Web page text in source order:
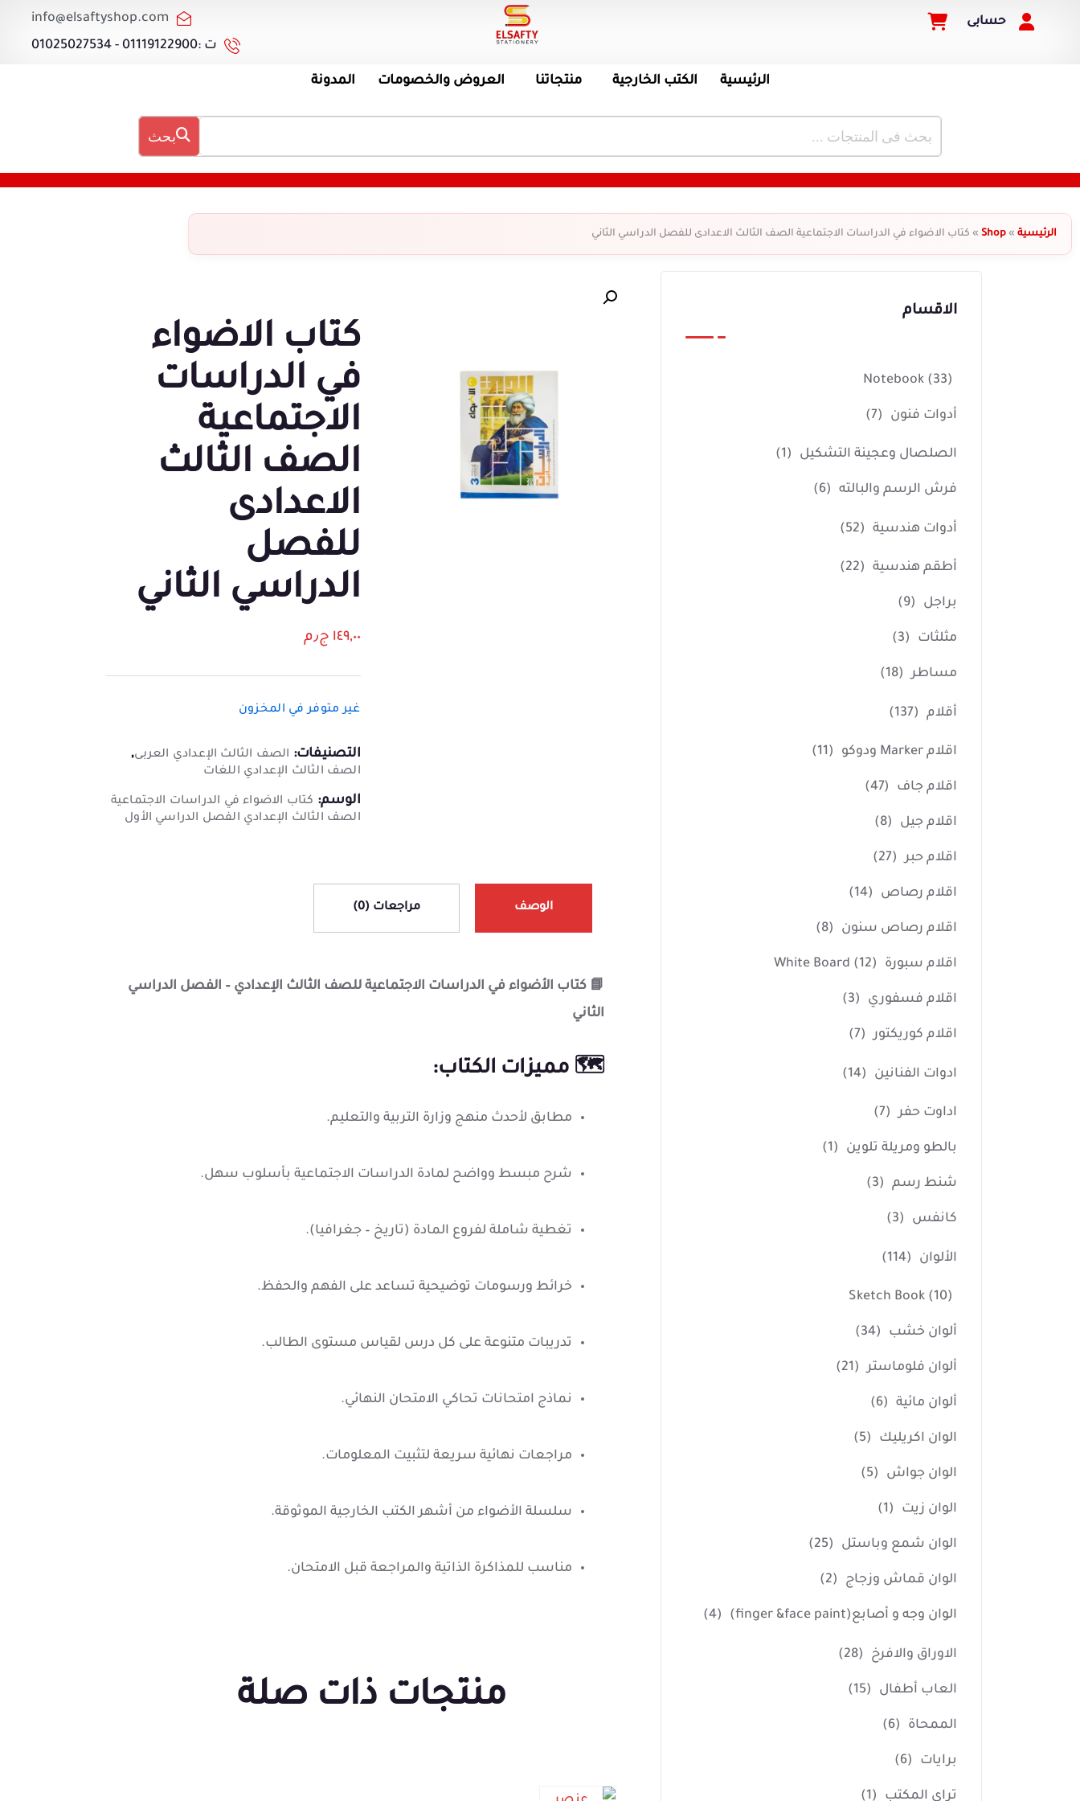
حسابى
info@elsaftyshop.com
ت :01119122900 - 01025027534
الرئيسية الكتب الخارجية منتجاتنا العروض والخصومات المدونة
بحث
الرئيسية »
Shop
» كتاب الاضواء في الدراسات الاجتماعية الصف الثالث الاعدادى للفصل الدراسي الثاني
كتاب الاضواء
في الدراسات
الاجتماعية
الصف الثالث
الاعدادى
للفصل
الدراسي الثاني
١٤٩,٠٠ ج٫م
غير متوفر في المخزون
التصنيفات: الصف الثالث الإعدادي العربى,
الصف الثالث الإعدادي اللغات
الوسم: كتاب الاضواء في الدراسات الاجتماعية
الصف الثالث الإعدادي الفصل الدراسي الأول
الوصف مراجعات (0)
📘 كتاب الأضواء في الدراسات الاجتماعية للصف الثالث الإعدادي – الفصل الدراسي
الثاني
🗺️ مميزات الكتاب:
مطابق لأحدث منهج وزارة التربية والتعليم.
شرح مبسط وواضح لمادة الدراسات الاجتماعية بأسلوب سهل.
تغطية شاملة لفروع المادة (تاريخ – جغرافيا).
خرائط ورسومات توضيحية تساعد على الفهم والحفظ.
تدريبات متنوعة على كل درس لقياس مستوى الطالب.
نماذج امتحانات تحاكي الامتحان النهائي.
مراجعات نهائية سريعة لتثبيت المعلومات.
سلسلة الأضواء من أشهر الكتب الخارجية الموثوقة.
مناسب للمذاكرة الذاتية والمراجعة قبل الامتحان.
منتجات ذات صلة
الاقسام
Notebook (33)
أدوات فنون (7)
الصلصال وعجينة التشكيل (1)
فرش الرسم والبالته (6)
أدوات هندسية (52)
أطقم هندسية (22)
براجل (9)
مثلثات (3)
مساطر (18)
أقلام (137)
اقلام Marker ودوكو (11)
اقلام جاف (47)
اقلام جيل (8)
اقلام حبر (27)
اقلام رصاص (14)
اقلام رصاص سنون (8)
اقلام سبورة White Board (12)
اقلام فسفوري (3)
اقلام كوريكتور (7)
ادوات الفنانين (14)
اداوت حفر (7)
بالطو ومريلة تلوين (1)
شنط رسم (3)
كانفس (3)
الألوان (114)
Sketch Book (10)
ألوان خشب (34)
ألوان فلوماستر (21)
ألوان مائية (6)
الوان اكريليك (5)
الوان جواش (5)
الوان زيت (1)
الوان شمع وباستل (25)
الوان قماش وزجاج (2)
الوان وجه و أصابع(finger &face paint) (4)
الاوراق والافرخ (28)
العاب أطفال (15)
الممحاة (6)
برايات (6)
تراي المكتب (1)